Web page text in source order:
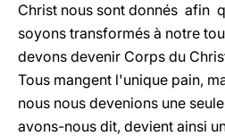
Christ nous sont donnés afin
soyons transformés à notre
devons devenir Corps du
Tous mangent l'unique pain,
nous nous devenions une
avons-nous dit, devient ainsi